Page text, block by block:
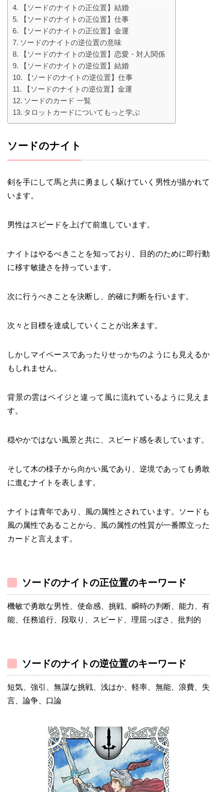
【ソードのナイトの正位置】結婚
【ソードのナイトの正位置】仕事
【ソードのナイトの正位置】金運
ソードのナイトの逆位置の意味
【ソードのナイトの逆位置】恋愛・対人関係
【ソードのナイトの逆位置】結婚
【ソードのナイトの逆位置】仕事
【ソードのナイトの逆位置】金運
ソードのカード 一覧
タロットカードについてもっと学ぶ
ソードのナイト
剣を手にして馬と共に勇ましく駆けていく男性が描かれて
います。
男性はスピードを上げて前進しています。
ナイトはやるべきことを知っており、目的のために即行動
に移す敏捷さを持っています。
次に行うべきことを決断し、的確に判断を行います。
次々と目標を達成していくことが出来ます。
しかしマイペースであったりせっかちのようにも見えるか
もしれません。
背景の雲はペイジと違って風に流れているように見えま
す。
穏やかではない風景と共に、スピード感を表しています。
そして木の様子から向かい風であり、逆境であっても勇敢
に進むナイトを表します。
ナイトは青年であり、風の属性とされています。ソードも
風の属性であることから、風の属性の性質が一番際立った
カードと言えます。
ソードのナイトの正位置のキーワード
機敏で勇敢な男性、使命感、挑戦、瞬時の判断、能力、有
能、任務追行、段取り、スピード、理屈っぽさ、批判的
ソードのナイトの逆位置のキーワード
短気、強引、無謀な挑戦、浅はか、軽率、無能、浪費、失
言、論争、口論